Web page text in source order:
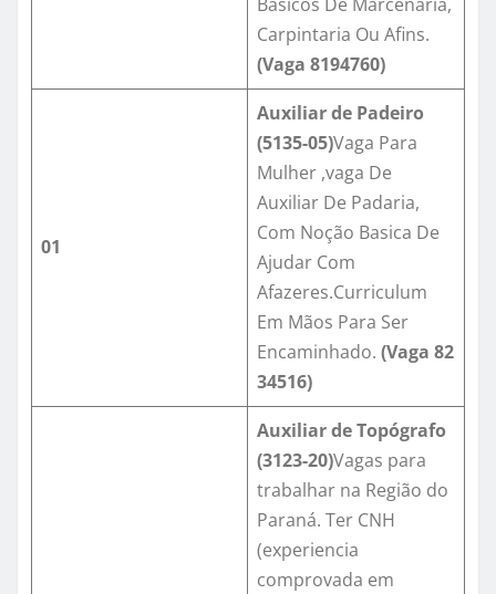
Carpintaria Ou Afins.
(Vaga 8194760)
01
Auxiliar de Padeiro
(5135-05)Vaga Para
Mulher ,vaga De
Auxiliar De Padaria,
Com Noção Basica De
Ajudar Com
Afazeres.Curriculum
Em Mãos Para Ser
Encaminhado. (Vaga 82
34516)
Auxiliar de Topógrafo
(3123-20)Vagas para
trabalhar na Região do
Paraná. Ter CNH
(experiencia
comprovada em